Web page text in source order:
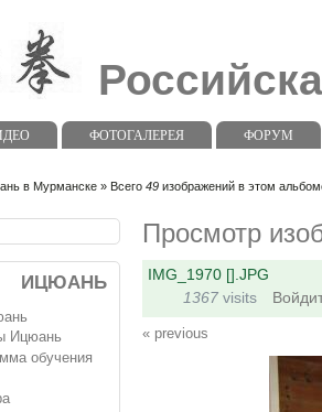
ФОТОГАЛЕРЕЯ ФОРУМ
в Мурманске » Всего49 изображений в этом
Просмотр
IMG_1970 [].JPG
1367visits
« previous
ИЦЮАНЬ
Ицюань
обучения